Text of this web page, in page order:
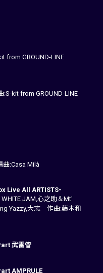
from GROUND-LINE
kit from GROUND-LINE
:Casa Milà
Live All ARTISTS-
JAM,心之助＆Mt'
Yazzy,大志 作曲:藤本和
武雷管
AMPRULE